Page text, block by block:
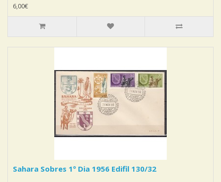
6,00€
Sahara Sobres 1º Dia 1956 Edifil 130/32